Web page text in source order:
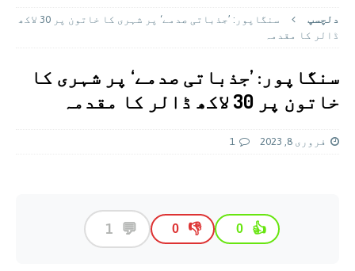
دلچسپ
سنگاپور: ’جذباتی صدمے‘ پر شہری کا خاتون پر 30 لاکھ
ڈالر کا مقدمہ
سنگاپور: ’جذباتی صدمے‘ پر شہری کا
خاتون پر 30 لاکھ ڈالر کا مقدمہ
فروری 8, 2023 1
👍
0
👎
0
💬
1